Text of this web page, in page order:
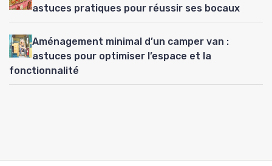
astuces pratiques pour réussir ses bocaux
Aménagement minimal d’un camper van :
astuces pour optimiser l’espace et la
fonctionnalité